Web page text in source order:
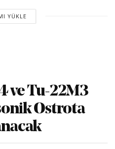
YÜKLE
ve Tu-22M3
Ostrota